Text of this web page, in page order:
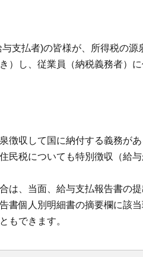
支払者)の皆様が、所得税の
）し、従業員（納税義務者）
徴収して国に納付する義務が
民税についても特別徴収（給
は、当面、給与支払報告書の
書個人別明細書の摘要欄に該
もできます。